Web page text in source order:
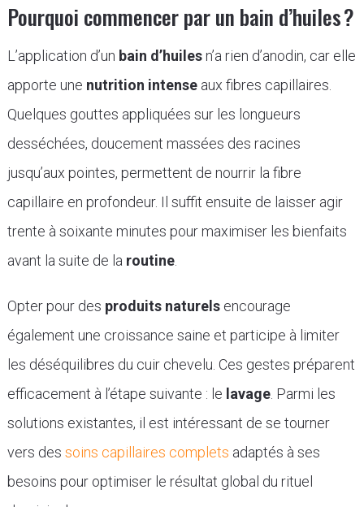
Pourquoi commencer par un bain d’huiles ?
L’application d’un bain d’huilesn’a rien d’anodin, car elle
apporte une nutrition intenseaux fibres capillaires.
Quelques gouttes appliquées sur les longueurs
desséchées, doucement massées des racines
jusqu’aux pointes, permettent de nourrir la fibre
capillaire en profondeur. Il suffit ensuite de laisser agir
trente à soixante minutes pour maximiser les bienfaits
avant la suite de la routine.
Opter pour des produits naturelsencourage
également une croissance saine et participe à limiter
les déséquilibres du cuir chevelu. Ces gestes préparent
efficacement à l’étape suivante : le lavage. Parmi les
solutions existantes, il est intéressant de se tourner
vers des soins capillaires complets adaptés à ses
besoins pour optimiser le résultat global du rituel